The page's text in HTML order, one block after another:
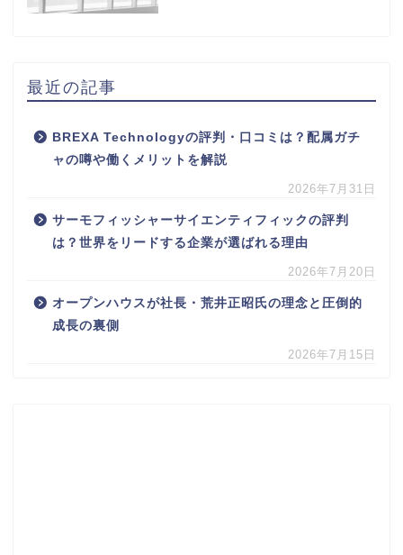
最近の記事
BREXA Technologyの評判・口コミは？配属ガチ
ャの噂や働くメリットを解説
2026年7月31日
サーモフィッシャーサイエンティフィックの評判
は？世界をリードする企業が選ばれる理由
2026年7月20日
オープンハウスが社長・荒井正昭氏の理念と圧倒的
成長の裏側
2026年7月15日